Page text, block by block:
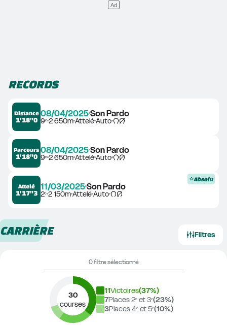
RECORDS
Distance
1'18"0
08/04/2025Son Pardo
9ᵉ2 650mAtteléAuto
Parcours
1'18"0
08/04/2025Son Pardo
9ᵉ2 650mAtteléAuto
Attelé
1'17"3
11/03/2025Son Pardo
2ᵉ2 150mAtteléAuto
Absolu
CARRIÈRE Filtres
0 filtre sélectionné
30
courses
11Victoires(37%)
7Places 2ᵉ et 3ᵉ(23%)
3Places 4ᵉ et 5ᵉ(10%)